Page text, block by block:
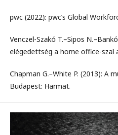
pwc (2022): pwc’s Global
Venczel-Szakó T.–Sipos
elégedettség a home office-szal
Chapman G.–White P. (2013): A
Budapest: Harmat.